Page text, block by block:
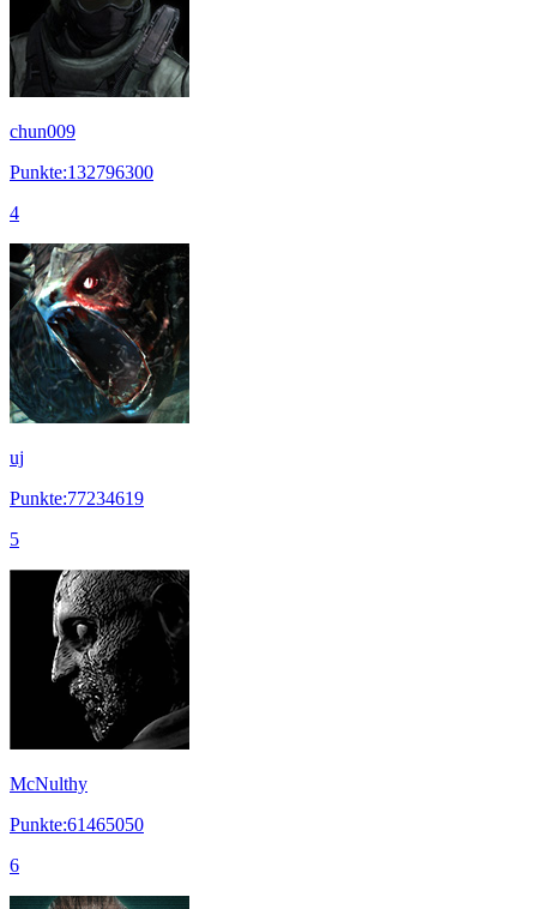
chun009
Punkte:132796300
4
uj
Punkte:77234619
5
McNulthy
Punkte:61465050
6